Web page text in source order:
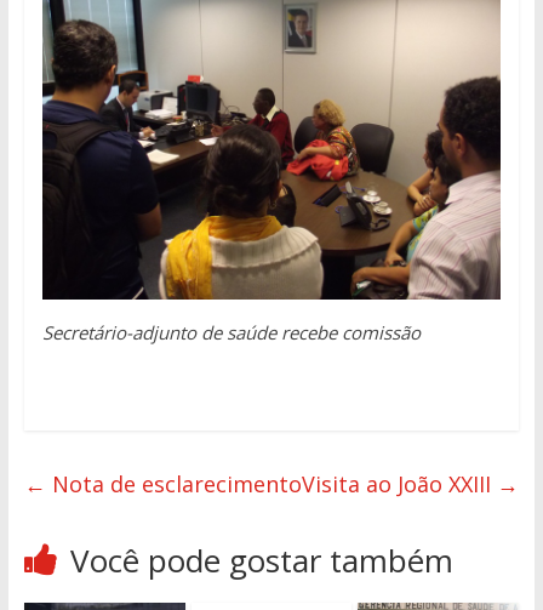
Secretário-adjunto de saúde recebe comissão
← Nota de esclarecimentoVisita ao João XXIII →
Você pode gostar também